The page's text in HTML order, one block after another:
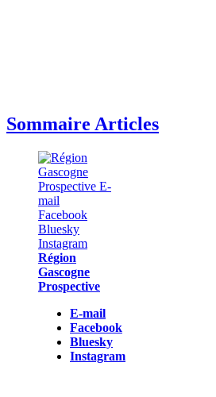
Sommaire Articles
Région
Gascogne
Prospective
E-mail
Facebook
Bluesky
Instagram